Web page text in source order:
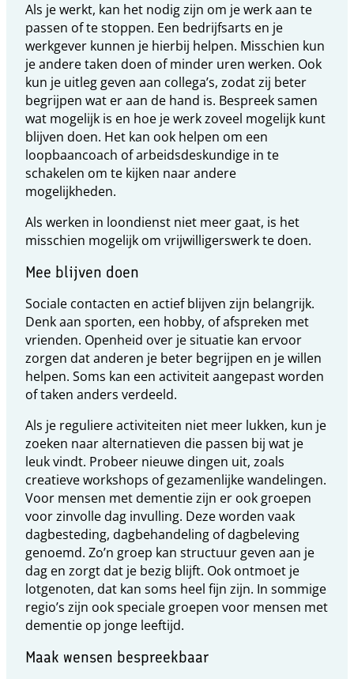
Als je werkt, kan het nodig zijn om je werk aan te
passen of te stoppen. Een bedrijfsarts en je
werkgever kunnen je hierbij helpen. Misschien kun
je andere taken doen of minder uren werken. Ook
kun je uitleg geven aan collega’s, zodat zij beter
begrijpen wat er aan de hand is. Bespreek samen
wat mogelijk is en hoe je werk zoveel mogelijk kunt
blijven doen. Het kan ook helpen om een
loopbaancoach of arbeidsdeskundige in te
schakelen om te kijken naar andere
mogelijkheden.
Als werken in loondienst niet meer gaat, is het
misschien mogelijk om vrijwilligerswerk te doen.
Mee blijven doen
Sociale contacten en actief blijven zijn belangrijk.
Denk aan sporten, een hobby, of afspreken met
vrienden. Openheid over je situatie kan ervoor
zorgen dat anderen je beter begrijpen en je willen
helpen. Soms kan een activiteit aangepast worden
of taken anders verdeeld.
Als je reguliere activiteiten niet meer lukken, kun je
zoeken naar alternatieven die passen bij wat je
leuk vindt. Probeer nieuwe dingen uit, zoals
creatieve workshops of gezamenlijke wandelingen.
Voor mensen met dementie zijn er ook groepen
voor zinvolle dag invulling. Deze worden vaak
dagbesteding, dagbehandeling of dagbeleving
genoemd. Zo’n groep kan structuur geven aan je
dag en zorgt dat je bezig blijft. Ook ontmoet je
lotgenoten, dat kan soms heel fijn zijn. In sommige
regio’s zijn ook speciale groepen voor mensen met
dementie op jonge leeftijd.
Maak wensen bespreekbaar